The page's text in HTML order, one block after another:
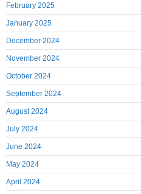
February 2025
January 2025
December 2024
November 2024
October 2024
September 2024
August 2024
July 2024
June 2024
May 2024
April 2024